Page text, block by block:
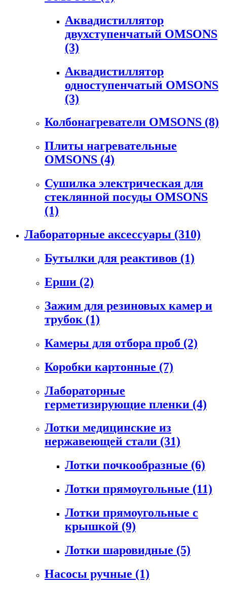
Аквадистиллятор
двухступенчатый OMSONS
(3)
Аквадистиллятор
одноступенчатый OMSONS
(3)
Колбонагреватели OMSONS (8)
Плиты нагревательные
OMSONS (4)
Сушилка электрическая для
стеклянной посуды OMSONS
(1)
Лабораторные аксессуары (310)
Бутылки для реактивов (1)
Ерши (2)
Зажим для резиновых камер и
трубок (1)
Камеры для отбора проб (2)
Коробки картонные (7)
Лабораторные
герметизирующие пленки (4)
Лотки медицинские из
нержавеющей стали (31)
Лотки почкообразные (6)
Лотки прямоугольные (11)
Лотки прямоугольные с
крышкой (9)
Лотки шаровидные (5)
Насосы ручные (1)